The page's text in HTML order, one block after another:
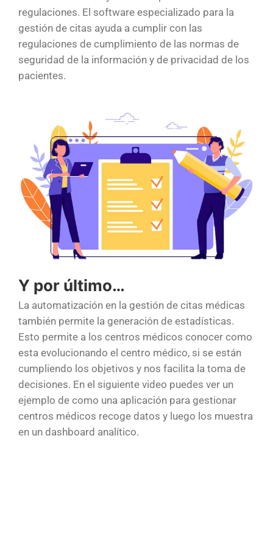
regulaciones. El software especializado para la
gestión de citas ayuda a cumplir con las
regulaciones de cumplimiento de las normas de
seguridad de la información y de privacidad de los
pacientes.
Y por último…
La automatización en la gestión de citas médicas
también permite la generación de estadísticas.
Esto permite a los centros médicos conocer como
esta evolucionando el centro médico, si se están
cumpliendo los objetivos y nos facilita la toma de
decisiones. En el siguiente video puedes ver un
ejemplo de como una aplicación para gestionar
centros médicos recoge datos y luego los muestra
en un dashboard analítico.